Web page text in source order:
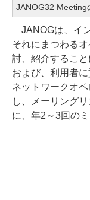
JANOG32 Meeting
JANOGは、イ
それにまつわる
討、紹介すること
および、利用者
ネットワークオ
し、メーリング
に、年2～3回の